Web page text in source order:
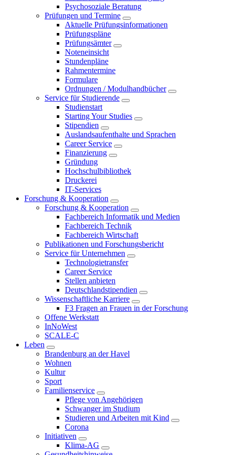
Psychosoziale Beratung
Prüfungen und Termine
Aktuelle Prüfungsinformationen
Prüfungspläne
Prüfungsämter
Noteneinsicht
Stundenpläne
Rahmentermine
Formulare
Ordnungen / Modulhandbücher
Service für Studierende
Studienstart
Starting Your Studies
Stipendien
Auslandsaufenthalte und Sprachen
Career Service
Finanzierung
Gründung
Hochschulbibliothek
Druckerei
IT-Services
Forschung & Kooperation
Forschung & Kooperation
Fachbereich Informatik und Medien
Fachbereich Technik
Fachbereich Wirtschaft
Publikationen und Forschungsbericht
Service für Unternehmen
Technologietransfer
Career Service
Stellen anbieten
Deutschlandstipendien
Wissenschaftliche Karriere
F3 Fragen an Frauen in der Forschung
Offene Werkstatt
InNoWest
SCALE-C
Leben
Brandenburg an der Havel
Wohnen
Kultur
Sport
Familienservice
Pflege von Angehörigen
Schwanger im Studium
Studieren und Arbeiten mit Kind
Corona
Initiativen
Klima-AG